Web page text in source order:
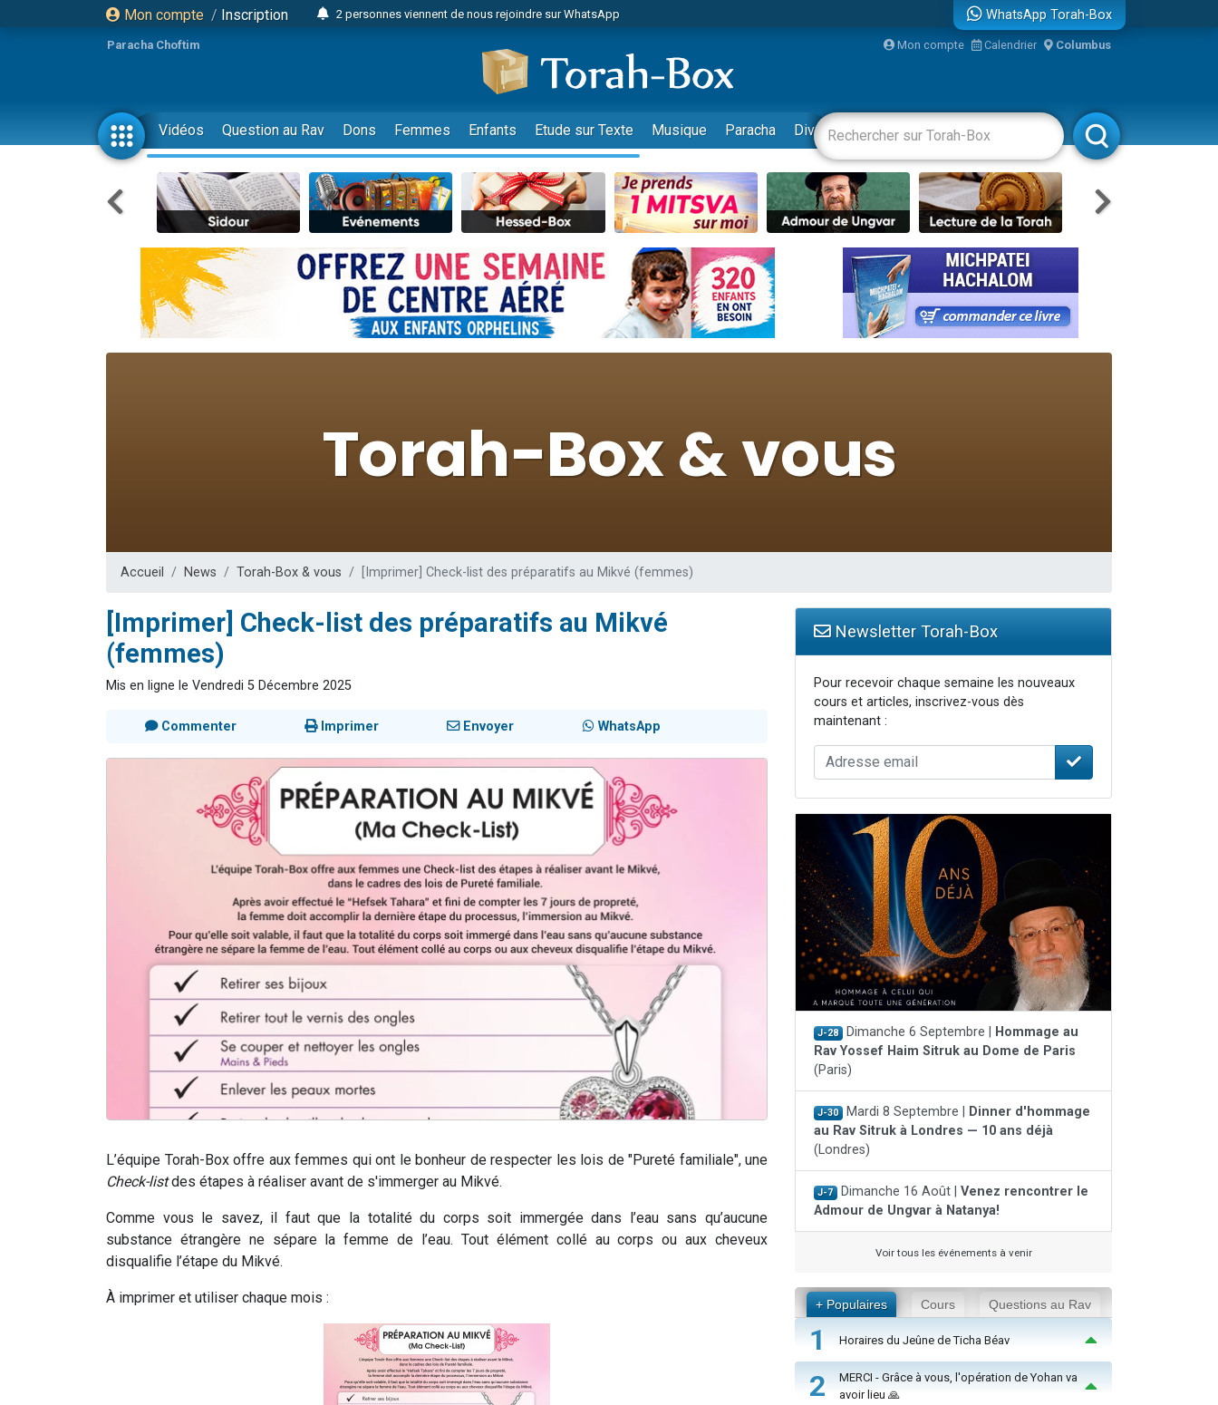
Mon compte / Inscription
2 personnes viennent de nous rejoindre sur WhatsApp
3 personnes viennent de faire un don pour Événements Torah-Box
2 personnes viennent de faire un don pour Tsédaka : pauvres d'Israel
3 personnes viennent de nous rejoindre sur WhatsApp
11 personnes viennent de demander une bénédiction
3 personnes viennent de faire un don pour Diane, 80 ans, dans un appartement insalubre
Il reste 49 places pour étudier en groupe sur Zoom
2 personnes viennent de nous rejoindre sur WhatsApp
29 personnes viennent de demander une bénédiction
Il reste 49 places pour étudier en groupe sur Zoom
2 personnes viennent de nous rejoindre sur WhatsApp
6 personnes viennent de nous rejoindre sur WhatsApp
4 personnes viennent de nous rejoindre sur WhatsApp
Il reste 49 places pour étudier en groupe sur Zoom
WhatsApp Torah-Box
Paracha Choftim Mon compte Calendrier Columbus
Vidéos Question au Rav Dons Femmes Enfants Etude sur Texte Musique Paracha Divertissements Livres Rabbanim
Accueil News Torah-Box & vous [Imprimer] Check-list des préparatifs au Mikvé (femmes)
[Imprimer] Check-list des préparatifs au Mikvé
(femmes)
Mis en ligne le Vendredi 5 Décembre 2025
Commenter Imprimer Envoyer WhatsApp
L’équipe Torah-Box offre aux femmes qui ont le bonheur de respecter les lois de "Pureté familiale", une
Check-listdes étapes à réaliser avant de s'immerger au Mikvé.
Comme vous le savez, il faut que la totalité du corps soit immergée dans l’eau sans qu’aucune
substance étrangère ne sépare la femme de l’eau. Tout élément collé au corps ou aux cheveux
disqualifie l’étape du Mikvé.
À imprimer et utiliser chaque mois :
Newsletter Torah-Box
Pour recevoir chaque semaine les nouveaux
cours et articles, inscrivez-vous dès
maintenant :
J-28 Dimanche 6 Septembre |
Hommage au
Rav Yossef Haim Sitruk au Dome de Paris
(Paris)
J-30 Mardi 8 Septembre |
Dinner d'hommage
au Rav Sitruk à Londres — 10 ans déjà
(Londres)
J-7 Dimanche 16 Août | Venez rencontrer le
Admour de Ungvar à Natanya!
Voir tous les événements à venir
+ Populaires Cours Questions au Rav
1 Horaires du Jeûne de Ticha Béav
2
MERCI - Grâce à vous, l'opération de Yohan va
avoir lieu 🙏